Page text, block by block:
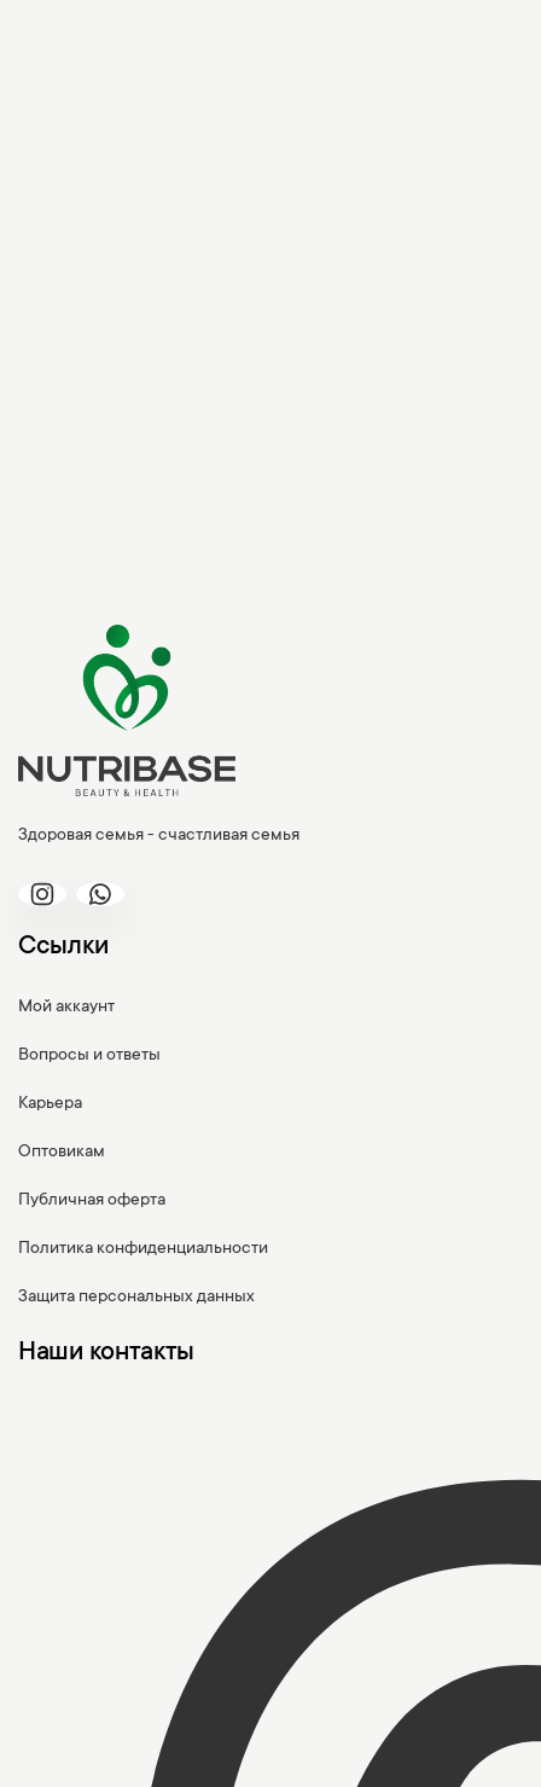
Здоровая семья - счастливая семья
Ссылки
Мой аккаунт
Вопросы и ответы
Карьера
Оптовикам
Публичная оферта
Политика конфиденциальности
Защита персональных данных
Наши контакты